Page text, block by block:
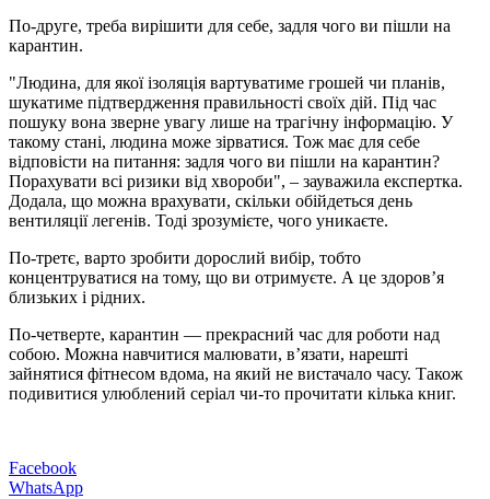
По-друге, треба вирішити для себе, задля чого ви пішли на
карантин.
"Людина, для якої ізоляція вартуватиме грошей чи планів,
шукатиме підтвердження правильності своїх дій. Під час
пошуку вона зверне увагу лише на трагічну інформацію. У
такому стані, людина може зірватися. Тож має для себе
відповісти на питання: задля чого ви пішли на карантин?
Порахувати всі ризики від хвороби", – зауважила експертка.
Додала, що можна врахувати, скільки обійдеться день
вентиляції легенів. Тоді зрозумієте, чого уникаєте.
По-третє, варто зробити дорослий вибір, тобто
концентруватися на тому, що ви отримуєте. А це здоров’я
близьких і рідних.
По-четверте, карантин — прекрасний час для роботи над
собою. Можна навчитися малювати, в’язати, нарешті
зайнятися фітнесом вдома, на який не вистачало часу. Також
подивитися улюблений серіал чи-то прочитати кілька книг.
Facebook
WhatsApp